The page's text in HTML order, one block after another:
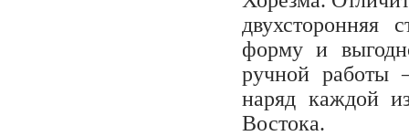
двухсторонняя
форму и
ручной работы
наряд каждой
Востока.